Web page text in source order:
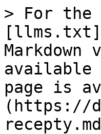
> For the
available
page is
(https://